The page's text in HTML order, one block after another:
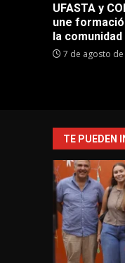
UFASTA y
une
la comunidad
7 de agosto
TE PUEDEN